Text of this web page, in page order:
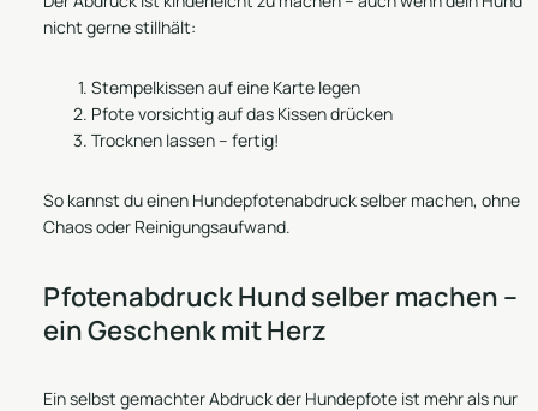
nicht gerne stillhält:
Stempelkissen auf eine Karte legen
Pfote vorsichtig auf das Kissen drücken
Trocknen lassen – fertig!
So kannst du einen Hundepfotenabdruck selber machen, ohne
Chaos oder Reinigungsaufwand.
Pfotenabdruck Hund selber machen –
ein Geschenk mit Herz
Ein selbst gemachter Abdruck der Hundepfote ist mehr als nur